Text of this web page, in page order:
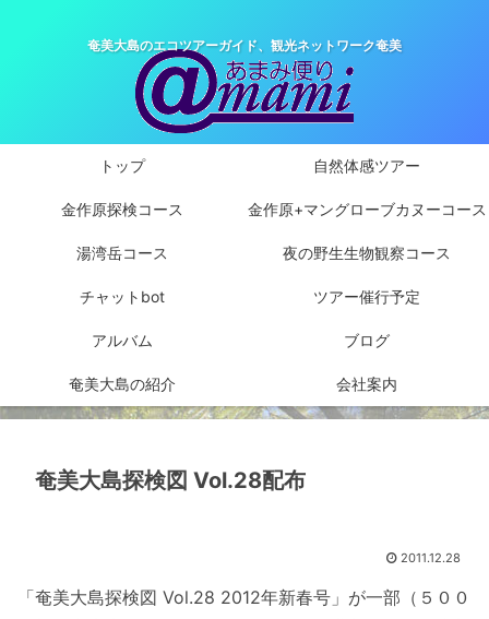
奄美大島のエコツアーガイド、観光ネットワーク奄美
トップ 自然体感ツアー
金作原探検コース 金作原+マングローブカヌーコース
湯湾岳コース 夜の野生生物観察コース
チャットbot ツアー催行予定
アルバム ブログ
奄美大島の紹介 会社案内
奄美大島探検図 Vol.28配布
2011.12.28
「奄美大島探検図 Vol.28 2012年新春号」が一部（５００